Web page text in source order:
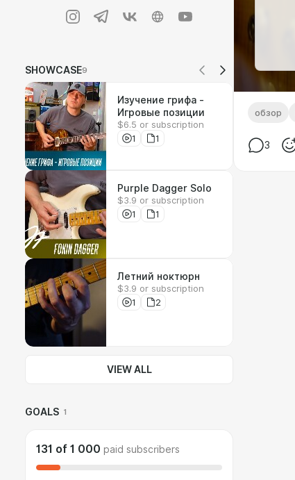
SHOWCASE9
Изучение грифа -
Игровые позиции
$6.5 or subscription
1
1
Purple Dagger Solo
$3.9 or subscription
1
1
Летний ноктюрн
$3.9 or subscription
1
2
VIEW ALL
GOALS 1
131 of 1 000 paid subscribers
обзор
3